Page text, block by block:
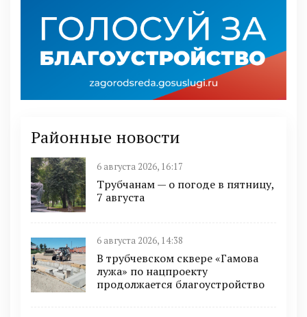
Районные новости
6 августа 2026, 16:17
Трубчанам — о погоде в пятницу,
7 августа
6 августа 2026, 14:38
В трубчевском сквере «Гамова
лужа» по нацпроекту
продолжается благоустройство